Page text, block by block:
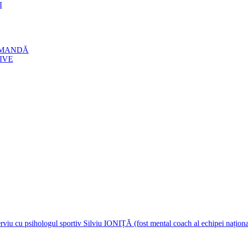
cu psihologul sportiv Silviu IONIȚĂ (fost mental coach al echipei